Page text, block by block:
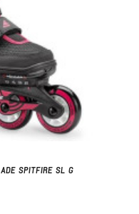
SPITFIRE SL G